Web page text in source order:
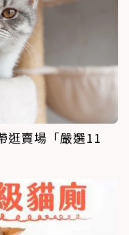
逛賣場「嚴選11